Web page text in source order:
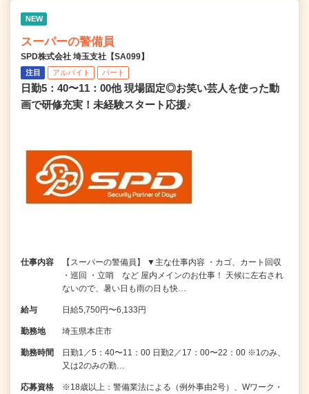
NEW
スーパーの警備員
SPD株式会社 埼玉支社【SA099】
注目 アルバイト パート
日勤5：40〜11：00他 現場固定◎お笑い芸人を使った動
画で研修充実！未経験スタート応援♪
仕事内容
【スーパーの警備員】 ▼主な仕事内容 ・カゴ、カート回収
・巡回 ・立哨 など 屋内メインのお仕事！ 天候に左右され
ないので、暑い日も雨の日も快…
給与 日給5,750円〜6,133円
勤務地 埼玉県本庄市
勤務時間
日勤1／5：40〜11：00 日勤2／17：00〜22：00 ※1のみ、
又は2のみの勤…
応募資格
※18歳以上：警備業法による（例外事由2号）、Wワーク・